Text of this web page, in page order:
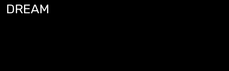
DREAM